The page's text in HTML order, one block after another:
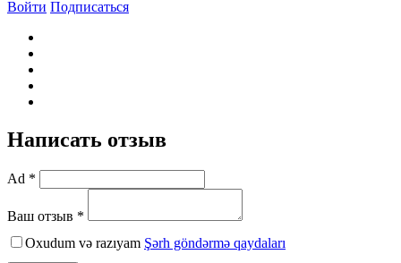
Войти Подписаться
Написать отзыв
Ad *
Ваш отзыв *
Oxudum və razıyam Şərh göndərmə qaydaları